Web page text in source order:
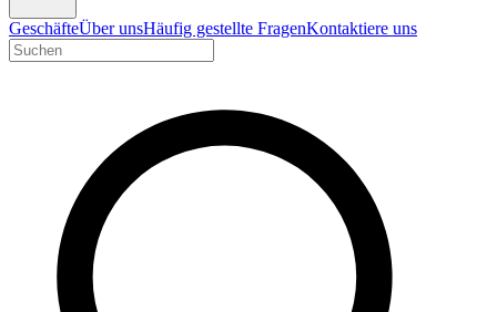
GeschäfteÜber unsHäufig gestellte FragenKontaktiere uns